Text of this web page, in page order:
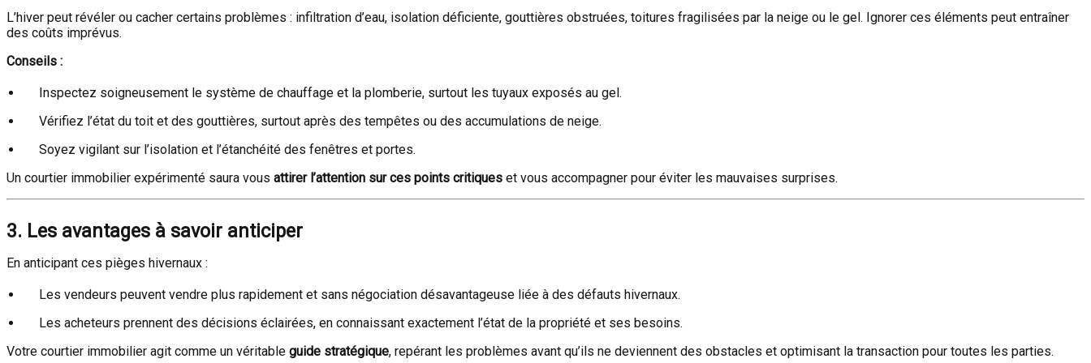
L’hiver peut révéler ou cacher certains problèmes : infiltration d’eau, isolation déficiente, gouttières obstruées, toitures fragilisées par la neige ou le gel. Ignorer ces éléments peut entraîner
des coûts imprévus.
Conseils :
Inspectez soigneusement le système de chauffage et la plomberie, surtout les tuyaux exposés au gel.
Vérifiez l’état du toit et des gouttières, surtout après des tempêtes ou des accumulations de neige.
Soyez vigilant sur l’isolation et l’étanchéité des fenêtres et portes.
Un courtier immobilier expérimenté saura vous attirer l’attention sur ces points critiques et vous accompagner pour éviter les mauvaises surprises.
3. Les avantages à savoir anticiper
En anticipant ces pièges hivernaux :
Les vendeurs peuvent vendre plus rapidement et sans négociation désavantageuse liée à des défauts hivernaux.
Les acheteurs prennent des décisions éclairées, en connaissant exactement l’état de la propriété et ses besoins.
Votre courtier immobilier agit comme un véritable guide stratégique, repérant les problèmes avant qu’ils ne deviennent des obstacles et optimisant la transaction pour toutes les parties.